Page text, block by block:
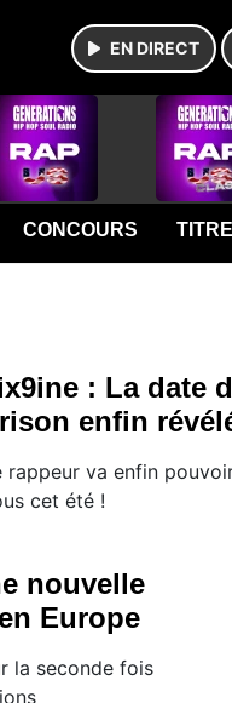
EN DIRECT
CONCOURS
: La date
enfin
rappeur va enfin
cet été !
nouvelle
Europe
la seconde fois